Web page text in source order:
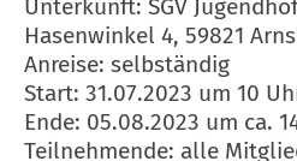
Unterkunft: SGV
Hasenwinkel 4, 59821
Anreise: selbständig
Start: 31.07.2023 um 10
Ende: 05.08.2023 um ca.
Teilnehmende: alle